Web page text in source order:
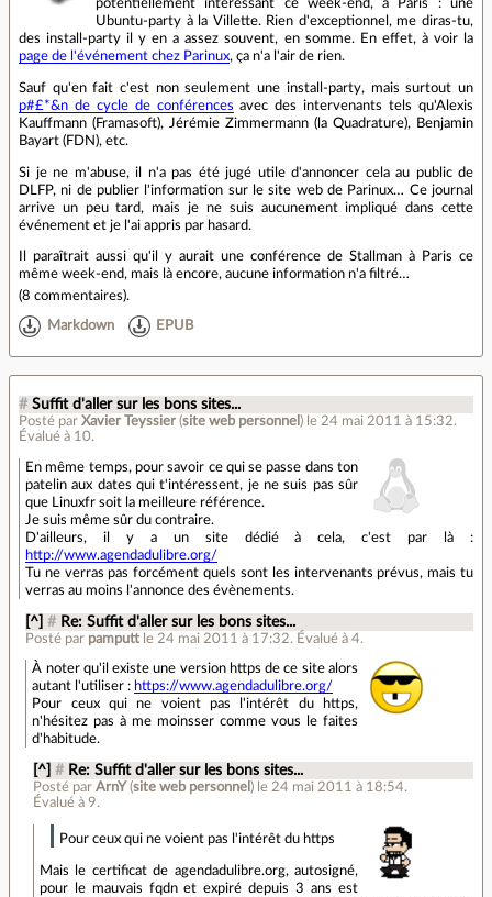
potentiellement intéressant ce week-end, à Paris : une
Ubuntu-party à la Villette. Rien d'exceptionnel, me diras-tu,
des install-party il y en a assez souvent, en somme. En effet, à voir la
page de l'événement chez Parinux, ça n'a l'air de rien.
Sauf qu'en fait c'est non seulement une install-party, mais surtout un
p#£*&n de cycle de conférences avec des intervenants tels qu'Alexis
Kauffmann (Framasoft), Jérémie Zimmermann (la Quadrature), Benjamin
Bayart (FDN), etc.
Si je ne m'abuse, il n'a pas été jugé utile d'annoncer cela au public de
DLFP, ni de publier l'information sur le site web de Parinux… Ce journal
arrive un peu tard, mais je ne suis aucunement impliqué dans cette
événement et je l'ai appris par hasard.
Il paraîtrait aussi qu'il y aurait une conférence de Stallman à Paris ce
même week-end, mais là encore, aucune information n'a filtré…
(8 commentaires).
Markdown EPUB
# Suffit d'aller sur les bons sites...
Posté par Xavier Teyssier (site web personnel ) le 24 mai 2011 à 15:32.
Évalué à 10.
En même temps, pour savoir ce qui se passe dans ton
patelin aux dates qui t'intéressent, je ne suis pas sûr
que Linuxfr soit la meilleure référence.
Je suis même sûr du contraire.
D'ailleurs, il y a un site dédié à cela, c'est par là :
http://www.agendadulibre.org/
Tu ne verras pas forcément quels sont les intervenants prévus, mais tu
verras au moins l'annonce des évènements.
[^] # Re: Suffit d'aller sur les bons sites...
Posté par pamputt le 24 mai 2011 à 17:32. Évalué à4.
À noter qu'il existe une version https de ce site alors
autant l'utiliser : https://www.agendadulibre.org/
Pour ceux qui ne voient pas l'intérêt du https,
n'hésitez pas à me moinsser comme vous le faites
d'habitude.
[^] # Re: Suffit d'aller sur les bons sites...
Posté par ArnY(site web personnel ) le 24 mai 2011 à 18:54.
Évalué à 9.
Pour ceux qui ne voient pas l'intérêt du https
Mais le certificat de agendadulibre.org, autosigné,
pour le mauvais fqdn et expiré depuis 3 ans est